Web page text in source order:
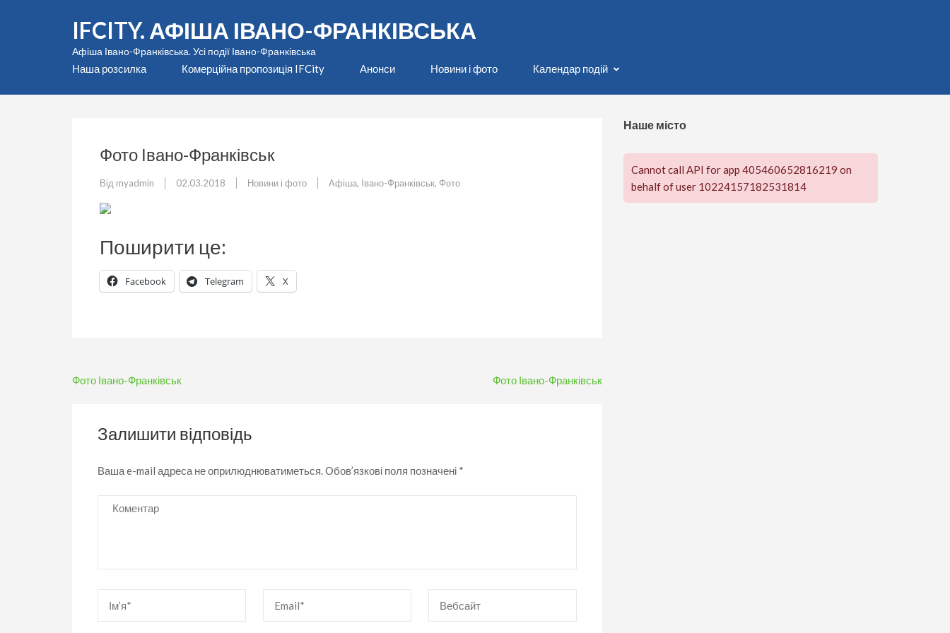
IFCITY. АФІША ІВАНО-ФРАНКІВСЬКА
Афіша Івано-Франківська. Усі події Івано-Франківська
Наша розсилка Комерційна пропозиція IFCity Анонси Новини і фото Календар подій
Фото Івано-Франківськ
Від myadmin 02.03.2018 Новини і фото Афіша, Івано-Франківськ, Фото
Поширити це:
Facebook Telegram X
Навігація
Фото Івано-Франківськ Фото Івано-Франківськ
Залишити відповідь
Ваша e-mail адреса не оприлюднюватиметься.Обов’язкові поля позначені *
Коментар
Наше місто
Cannot call API for app 405460652816219 on
behalf of user 10224157182531814